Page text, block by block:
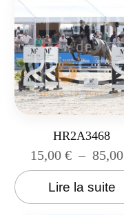
HR2A3468
15,00 € – 85,00
Lire la suite